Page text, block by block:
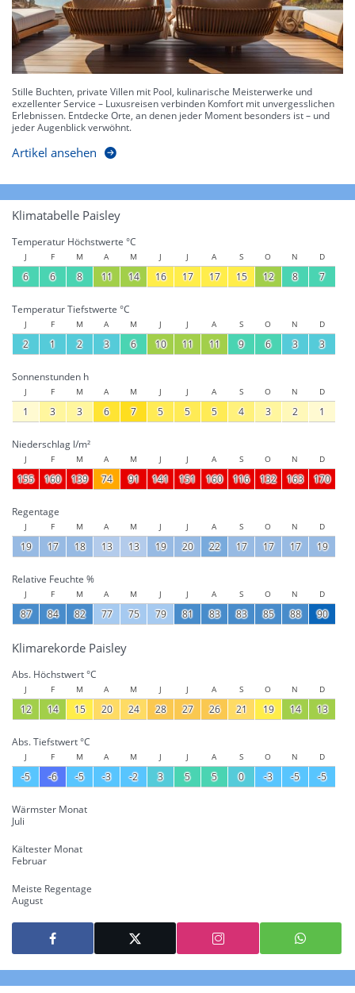
Stille Buchten, private Villen mit Pool, kulinarische Meisterwerke und
exzellenter Service – Luxusreisen verbinden Komfort mit unvergesslichen
Erlebnissen. Entdecke Orte, an denen jeder Moment besonders ist – und
jeder Augenblick verwöhnt.
Artikel ansehen
Klimatabelle Paisley
Temperatur Höchstwerte °C
J F M A M J J A S O N D
6 6 8 11 14 16 17 17 15 12 8 7
Temperatur Tiefstwerte °C
J F M A M J J A S O N D
2 1 2 3 6 10 11 11 9 6 3 3
Sonnenstunden h
J F M A M J J A S O N D
1 3 3 6 7 5 5 5 4 3 2 1
Niederschlag l/m²
J F M A M J J A S O N D
155 160 139 74 91 141 151 160 116 132 163 170
Regentage
J F M A M J J A S O N D
19 17 18 13 13 19 20 22 17 17 17 19
Relative Feuchte %
J F M A M J J A S O N D
87 84 82 77 75 79 81 83 83 85 88 90
Klimarekorde Paisley
Abs. Höchstwert °C
J F M A M J J A S O N D
12 14 15 20 24 28 27 26 21 19 14 13
Abs. Tiefstwert °C
J F M A M J J A S O N D
-5 -6 -5 -3 -2 3 5 5 0 -3 -5 -5
Wärmster Monat
Juli
Kältester Monat
Februar
Meiste Regentage
August